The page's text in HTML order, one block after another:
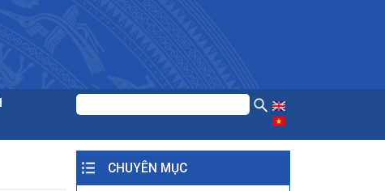
CHUYÊN MỤC